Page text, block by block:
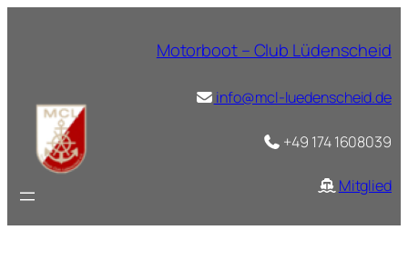
Motorboot – Club Lüdenscheid
info@mcl-luedenscheid.de
+49 174 1608039
Mitglied